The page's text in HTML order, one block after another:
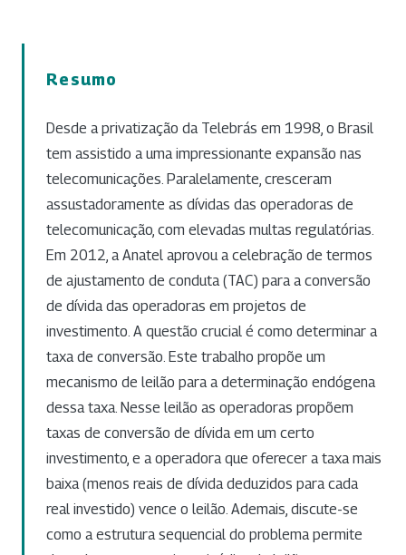
Resumo
Desde a privatização da Telebrás em 1998, o Brasil
tem assistido a uma impressionante expansão nas
telecomunicações. Paralelamente, cresceram
assustadoramente as dívidas das operadoras de
telecomunicação, com elevadas multas regulatórias.
Em 2012, a Anatel aprovou a celebração de termos
de ajustamento de conduta (TAC) para a conversão
de dívida das operadoras em projetos de
investimento. A questão crucial é como determinar a
taxa de conversão. Este trabalho propõe um
mecanismo de leilão para a determinação endógena
dessa taxa. Nesse leilão as operadoras propõem
taxas de conversão de dívida em um certo
investimento, e a operadora que oferecer a taxa mais
baixa (menos reais de dívida deduzidos para cada
real investido) vence o leilão. Ademais, discute-se
como a estrutura sequencial do problema permite